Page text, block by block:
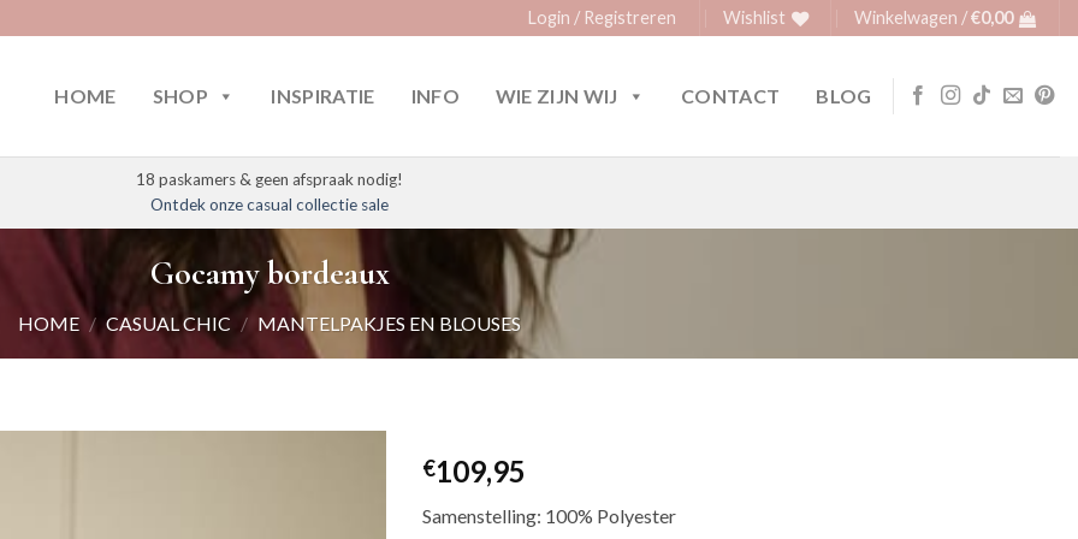
Login / Registreren Wishlist Winkelwagen /€0,00
HOME SHOP INSPIRATIE INFO WIE ZIJN WIJ CONTACT BLOG
18 paskamers & geen afspraak nodig!
Ontdek onze casual collectie sale
Gocamy bordeaux
HOME / CASUAL CHIC / MANTELPAKJES EN BLOUSES
€109,95
Samenstelling: 100% Polyester